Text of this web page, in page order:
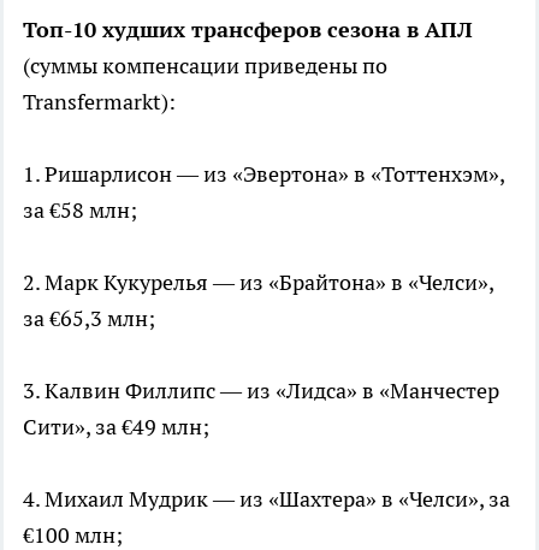
Топ-10 худших трансферов сезона в АПЛ
(суммы компенсации приведены по
Transfermarkt):
1. Ришарлисон — из «Эвертона» в «Тоттенхэм»,
за €58 млн;
2. Марк Кукурелья — из «Брайтона» в «Челси»,
за €65,3 млн;
3. Калвин Филлипс — из «Лидса» в «Манчестер
Сити», за €49 млн;
4. Михаил Мудрик — из «Шахтера» в «Челси», за
€100 млн;